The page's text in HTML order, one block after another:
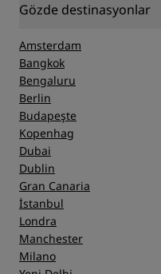
Gözde destinasyonlar
Amsterdam
Bangkok
Bengaluru
Berlin
Budapeşte
Kopenhag
Dubai
Dublin
Gran Canaria
İstanbul
Londra
Manchester
Milano